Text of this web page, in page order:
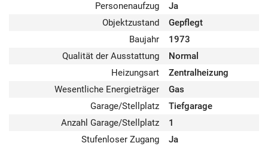
Personenaufzug
Ja
Objektzustand
Gepflegt
Baujahr
1973
Qualität der Ausstattung
Normal
Heizungsart
Zentralheizung
Wesentliche Energieträger
Gas
Garage/Stellplatz
Tiefgarage
Anzahl Garage/Stellplatz
1
Stufenloser Zugang
Ja